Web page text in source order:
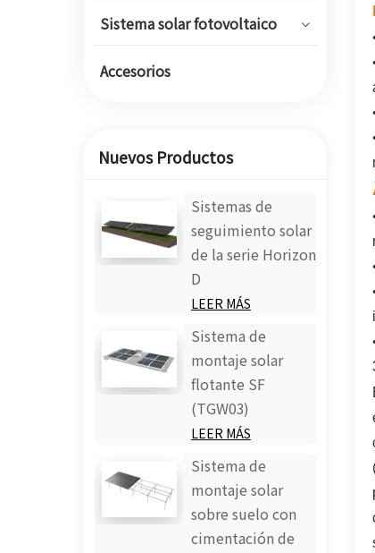
Sistema solar fotovoltaico
Accesorios
Nuevos Productos
Sistemas de
seguimiento solar
de la serie Horizon
D
LEER MÁS
Sistema de
montaje solar
flotante SF
(TGW03)
LEER MÁS
Sistema de
montaje solar
sobre suelo con
cimentación de